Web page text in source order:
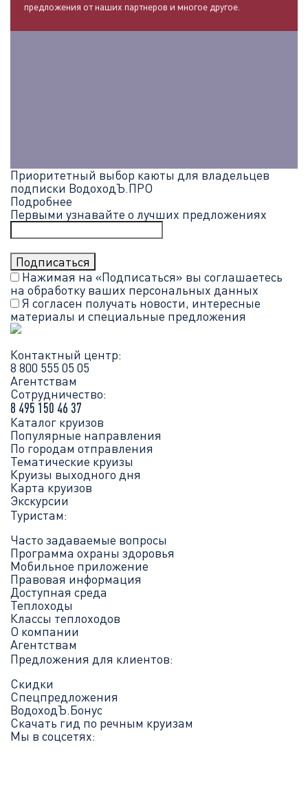
предложения от наших партнеров и многое другое.
Приоритетный выбор каюты для владельцев
подписки ВодоходЪ.ПРО
Подробнее
Первыми узнавайте о лучших предложениях
Нажимая на «Подписаться» вы соглашаетесь
на обработку ваших персональных данных
Я согласен получать новости, интересные
материалы и специальные предложения
Контактный центр:
8 800 555 05 05
Агентствам
Сотрудничество:
8 495 150 46 37
Каталог круизов
Популярные направления
По городам отправления
Тематические круизы
Круизы выходного дня
Карта круизов
Экскурсии
Туристам:
Часто задаваемые вопросы
Программа охраны здоровья
Мобильное приложение
Правовая информация
Доступная среда
Теплоходы
Классы теплоходов
О компании
Агентствам
Предложения для клиентов:
Скидки
Спецпредложения
ВодоходЪ.Бонус
Скачать гид по речным круизам
Мы в соцсетях: